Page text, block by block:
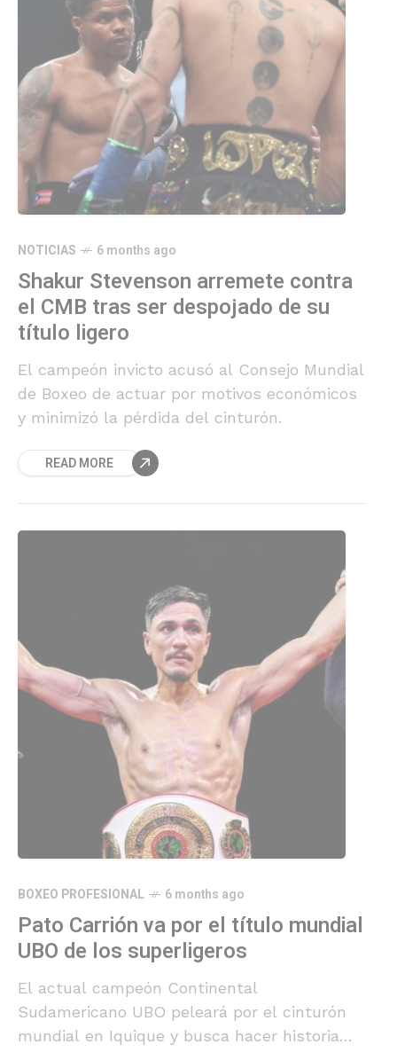
NOTICIAS 6 months ago
Shakur Stevenson arremete contra
el CMB tras ser despojado de su
título ligero
El campeón invicto acusó al Consejo Mundial
de Boxeo de actuar por motivos económicos
y minimizó la pérdida del cinturón.
READ MORE
BOXEO PROFESIONAL 6 months ago
Pato Carrión va por el título mundial
UBO de los superligeros
El actual campeón Continental
Sudamericano UBO peleará por el cinturón
mundial en Iquique y busca hacer historia